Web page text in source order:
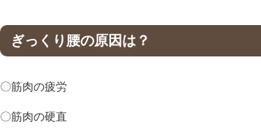
ぎっくり腰の原因は？
〇筋肉の疲労
〇筋肉の硬直